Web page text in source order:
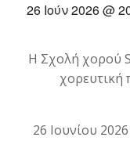
26 Ιούν 2026 @
Η Σχολή χορού
χορευτική
26 Ιουνίου